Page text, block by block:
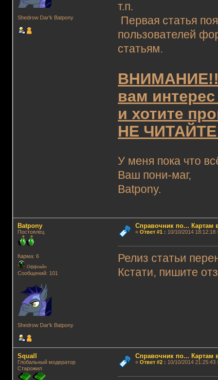
Shedrow Dar'k Batpony
т.п.
Первая статья
пользователей
статьям.
вам
и хотите
НЕ ЧИТАЙТЕ
У меня пока что
Ваш пони-маг,
Batpony.
Batpony
Постоялец
Карма: 6
Оффлайн
Сообщений: 101
Shedrow Dar'k Batpony
Справочник по... Картам
« Ответ #1 : 10/10/2014 18:12:18
Релиз статьи
Кстати, пишите
Squall
Глобальный модератор
Старожил
Справочник по... Картам
« Ответ #2: 10/10/2014 21:25:43